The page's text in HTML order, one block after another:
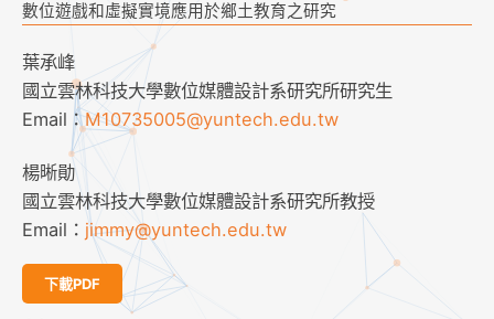
數位遊戲和虛擬實境應用於鄉土教育之研究
葉承峰
國立雲林科技大學數位媒體設計系研究所研究生
Email：M10735005@yuntech.edu.tw
楊晰勛
國立雲林科技大學數位媒體設計系研究所教授
Email： jimmy@yuntech.edu.tw
下載PDF